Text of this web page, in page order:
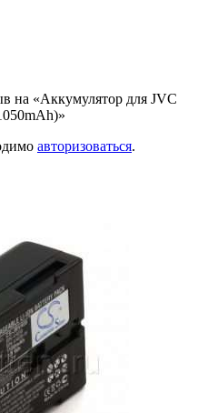
на «Аккумулятор для JVC
авторизоваться.